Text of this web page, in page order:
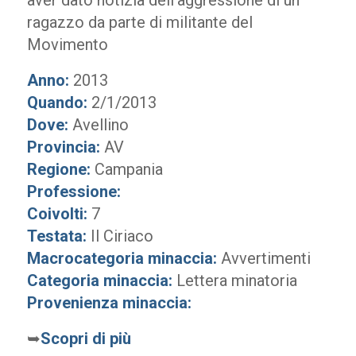
ragazzo da parte di militante del
Movimento
Anno: 2013
Quando: 2/1/2013
Dove: Avellino
Provincia: AV
Regione: Campania
Professione:
Coivolti: 7
Testata: Il Ciriaco
Macrocategoria minaccia: Avvertimenti
Categoria minaccia: Lettera minatoria
Provenienza minaccia:
➥Scopri di più